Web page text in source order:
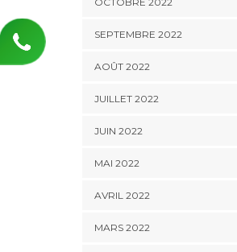
SEPTEMBRE 2022
AOÛT 2022
JUILLET 2022
JUIN 2022
MAI 2022
AVRIL 2022
MARS 2022